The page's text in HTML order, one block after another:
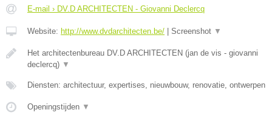
E-mail › DV.D ARCHITECTEN - Giovanni Declercq
Website: http://www.dvdarchitecten.be/ Screenshot ▼
Het architectenbureau DV.D ARCHITECTEN (jan de vis - giovanni
declercq) ▼
Diensten: architectuur, expertises, nieuwbouw, renovatie, ontwerpen
Openingstijden ▼